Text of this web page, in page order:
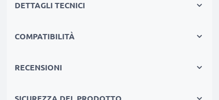
garmin vivoactive 3
RICARICA GARMIN FENIX 6
pc, computer tablet
DETTAGLI TECNICI
COMPATIBILITÀ
RECENSIONI